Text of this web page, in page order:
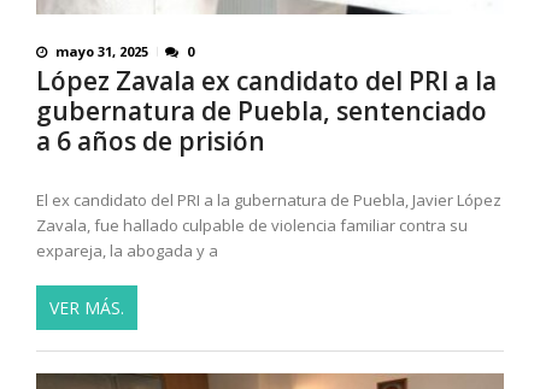
mayo 31, 2025 0
López Zavala ex candidato del PRI a la
gubernatura de Puebla, sentenciado
a 6 años de prisión
El ex candidato del PRI a la gubernatura de Puebla, Javier López
Zavala, fue hallado culpable de violencia familiar contra su
expareja, la abogada y a
VER MÁS.